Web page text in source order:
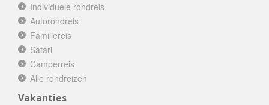
Individuele rondreis
Autorondreis
Familiereis
Safari
Camperreis
Alle rondreizen
Vakanties